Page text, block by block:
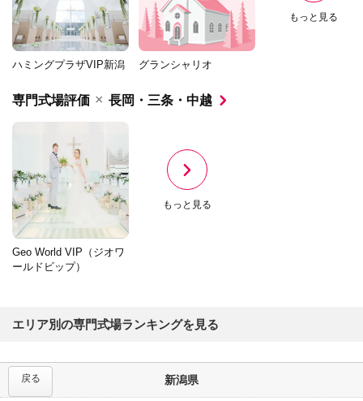
ハミングプラザVIP新潟 グランシャリオ
もっと見る
専門式場評価 × 長岡・三条・中越
Geo World VIP（ジオワ
ールドビップ）
もっと見る
エリア別の専門式場ランキングを見る
新潟県
戻る